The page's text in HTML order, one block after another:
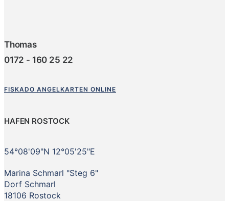
Thomas
0172 - 160 25 22
FISKADO ANGELKARTEN ONLINE
HAFEN ROSTOCK
54°08'09"N 12°05'25"E
Marina Schmarl "Steg 6"
Dorf Schmarl
18106 Rostock